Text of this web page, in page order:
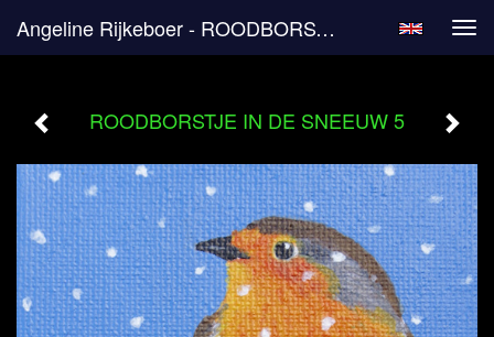
Angeline Rijkeboer - ROODBORSTJE IN DE SNEEUW 5
ROODBORSTJE IN DE SNEEUW 5